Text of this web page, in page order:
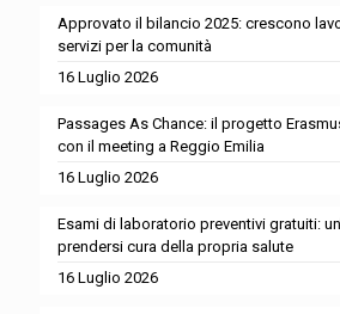
Approvato il bilancio 2025: crescono
servizi per la comunità
16 Luglio 2026
Passages As Chance: il progetto
con il meeting a Reggio Emilia
16 Luglio 2026
Esami di laboratorio preventivi gratuiti:
prendersi cura della propria salute
16 Luglio 2026